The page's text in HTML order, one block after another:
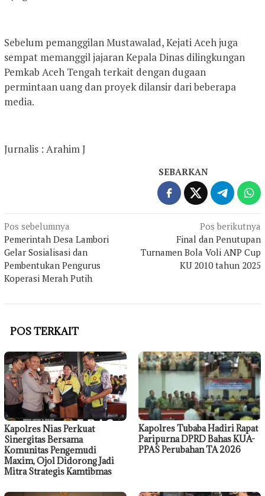
Sebelum pemanggilan Mustawalad, Kejati Aceh juga
sempat memanggil jajaran Kepala Dinas dilingkungan
Pemkab Aceh Tengah terkait dengan dugaan
permintaan uang dan proyek dilansir dari beberapa
media.
Jurnalis : Arahim J
SEBARKAN
Navigasi
pos
Pos sebelumnya
Pemerintah Desa Lambori
Gelar Sosialisasi dan
Pembentukan Pengurus
Koperasi Merah Putih
Pos berikutnya
Final dan Penutupan
Turnamen Bola Voli ANP Cup
KU 2010 tahun 2025
POS TERKAIT
Kapolres Nias Perkuat
Sinergitas Bersama
Komunitas Pengemudi
Maxim, Ojol Didorong Jadi
Mitra Strategis Kamtibmas
Kapolres Tubaba Hadiri Rapat
Paripurna DPRD Bahas KUA-
PPAS Perubahan TA 2026